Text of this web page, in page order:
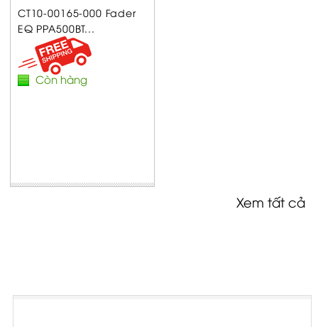
CT10-00165-000 Fader
EQ PPA500BT...
Còn hàng
Xem tất cả